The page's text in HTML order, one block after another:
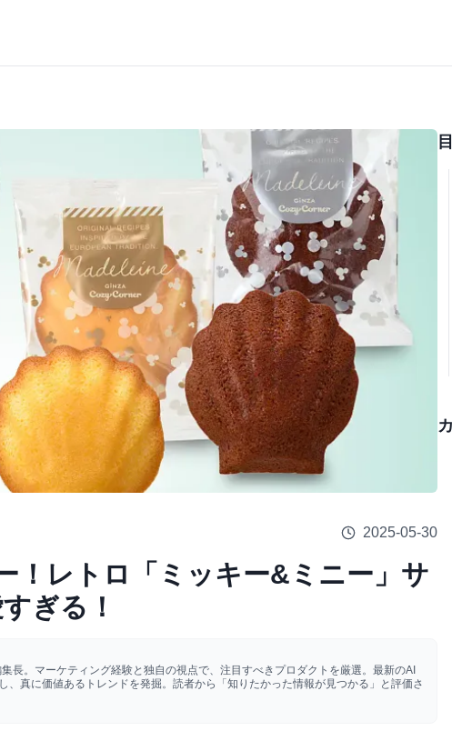
2025-05-30
！レトロ「ミッキー&ミニー」サ
ぎる！
長。マーケティング経験と独自の視点で、注目すべきプロダクトを厳選。最新のAI
真に価値あるトレンドを発掘。読者から「知りたかった情報が見つかる」と評価さ